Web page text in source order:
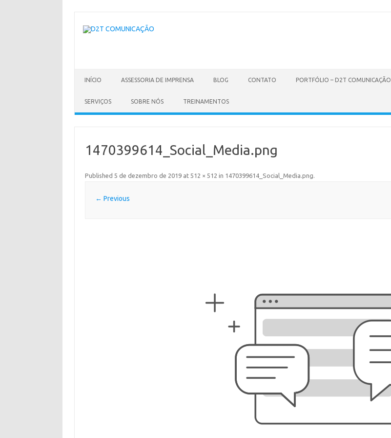
content
INÍCIO ASSESSORIA DE IMPRENSA BLOG CONTATO PORTFÓLIO – D2T COMUNICAÇÃO
SERVIÇOS SOBRE NÓS TREINAMENTOS
1470399614_Social_Media.png
Published 5 de dezembro de 2019at 512 × 512 in 1470399614_Social_Media.png.
← Previous